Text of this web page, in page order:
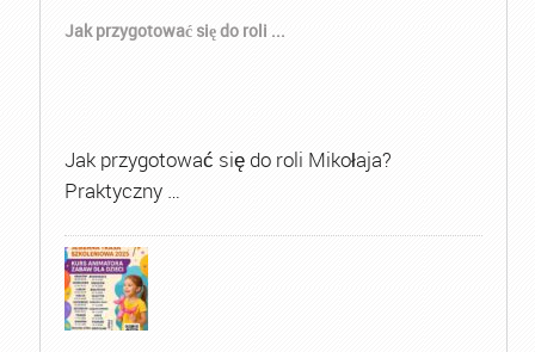
Jak przygotować się do roli ...
Jak przygotować się do roli Mikołaja?
Praktyczny …